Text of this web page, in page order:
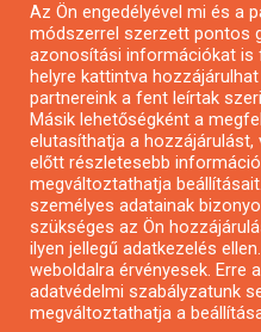
Pályázatok
Pályázatok civil
Pályázatok
Önkormányzati pályázatok
Mezőgazdasági pályázatok
Falusi turizmus pályázatok
Napelem pályázatok
GINOP pályázatok
Az Ön engedélyével mi és a
módszerrel szerzett pontos
azonosítási információkat is
helyre kattintva
partnereink a fent leírtak
Másik lehetőségként a
elutasíthatja a
előtt részletesebb
megváltoztathatja
személyes adatainak
szükséges az Ön
ilyen jellegű adatkezelés
weboldalra érvényesek. Erre
adatvédelmi szabályzatunk
megváltoztathatja a